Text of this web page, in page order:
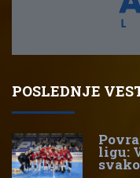
POSLEDNJE
ligu: